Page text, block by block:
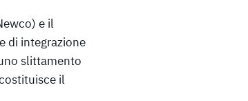
e il
di integrazione
slittamento
il